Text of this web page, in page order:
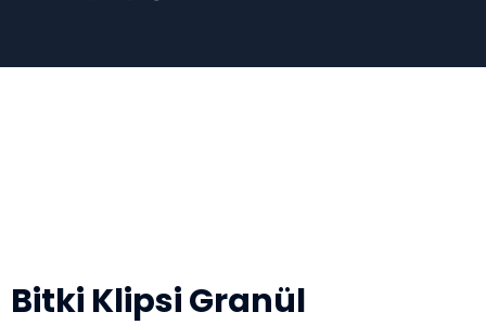
Bitki Klipsi Granül